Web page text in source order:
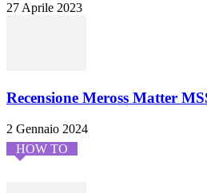
27 Aprile 2023
Recensione Meross Matter
2 Gennaio 2024
HOW TO